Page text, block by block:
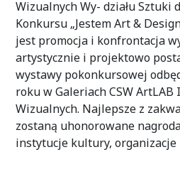
Wizualnych Wy- działu Sztuki
Konkursu „Jestem Art &
jest promocja i konfrontacja
artystycznie i projektowo
wystawy pokonkursowej
roku w Galeriach CSW
Wizualnych. Najlepsze z
zostaną uhonorowane
instytucje kultury,